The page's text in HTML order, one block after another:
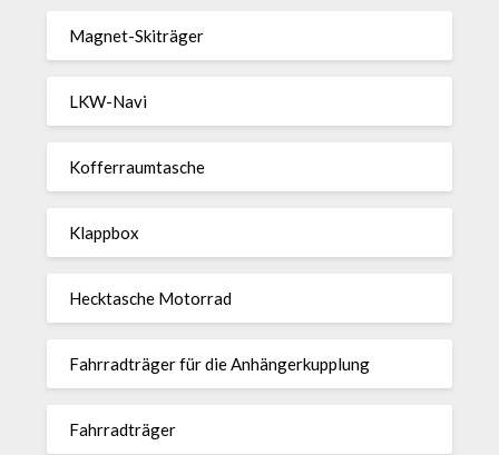
Magnet-Ski­träger
LKW-Navi
Kof­fer­raum­ta­sche
Klappbox
Heck­ta­sche Motorrad
Fahr­rad­träger für die Anhän­ger­kup­p­lung
Fahr­rad­träger